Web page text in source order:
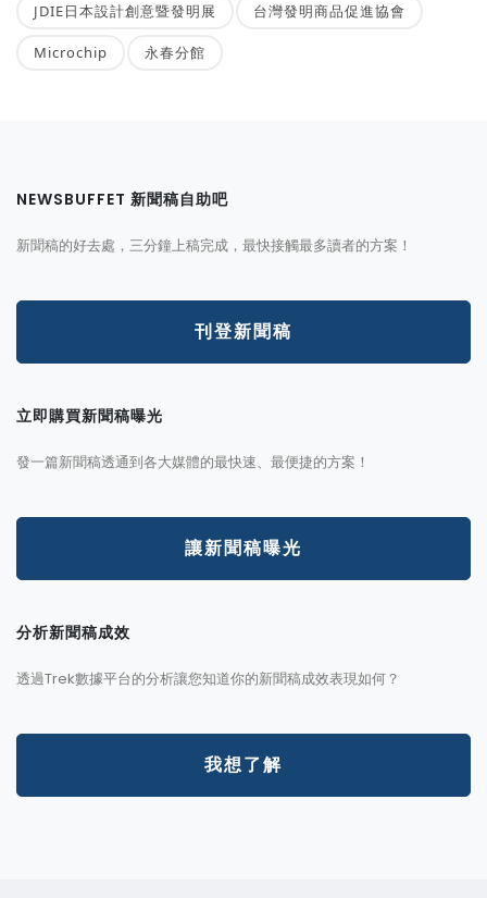
JDIE日本設計創意暨發明展 台灣發明商品促進協會
Microchip 永春分館
NEWSBUFFET 新聞稿自助吧
新聞稿的好去處，三分鐘上稿完成，最快接觸最多讀者的方案！
刊登新聞稿
立即購買新聞稿曝光
發一篇新聞稿透通到各大媒體的最快速、最便捷的方案！
讓新聞稿曝光
分析新聞稿成效
透過Trek數據平台的分析讓您知道你的新聞稿成效表現如何？
我想了解